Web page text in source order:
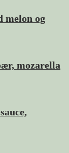
melon og
mozarella